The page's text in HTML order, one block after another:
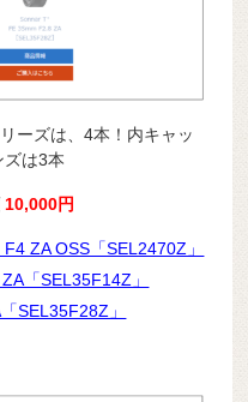
ーズは、4本！内キャッ
は3本
10,000円
ZA OSS「SEL2470Z」
「SEL35F14Z」
SEL35F28Z」